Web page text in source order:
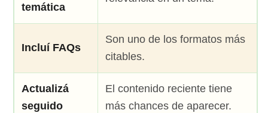
temática
Incluí FAQs
Son uno de los formatos más
citables.
Actualizá
seguido
El contenido reciente tiene
más chances de aparecer.